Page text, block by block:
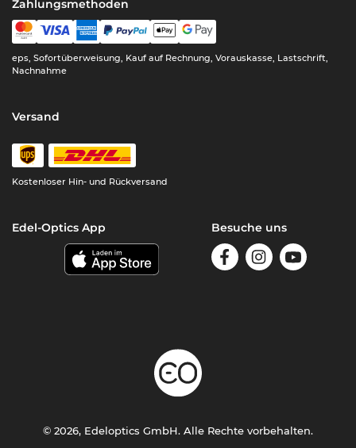
Zahlungsmethoden
eps, Sofortüberweisung, Kauf auf Rechnung, Vorauskasse, Lastschrift,
Nachnahme
Versand
Kostenloser Hin- und Rückversand
Edel-Optics App Besuche uns
© 2026, Edeloptics GmbH. Alle Rechte vorbehalten.